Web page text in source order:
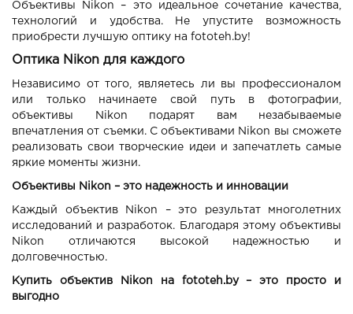
Объективы Nikon – это идеальное сочетание качества,
технологий и удобства. Не упустите возможность
приобрести лучшую оптику на fototeh.by!
Оптика Nikon для каждого
Независимо от того, являетесь ли вы профессионалом
или только начинаете свой путь в фотографии,
объективы Nikon подарят вам незабываемые
впечатления от съемки. С объективами Nikon вы сможете
реализовать свои творческие идеи и запечатлеть самые
яркие моменты жизни.
Объективы Nikon – это надежность и инновации
Каждый объектив Nikon – это результат многолетних
исследований и разработок. Благодаря этому объективы
Nikon отличаются высокой надежностью и
долговечностью.
Купить объектив Nikon на fototeh.by – это просто и
выгодно